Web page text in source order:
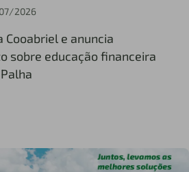
2026
Cooabriel e anuncia
sobre educação financeira